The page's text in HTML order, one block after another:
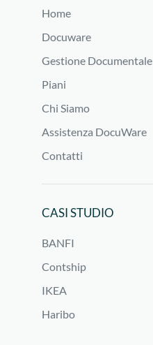
Home
Docuware
Gestione Documentale
Piani
Chi Siamo
Assistenza DocuWare
Contatti
CASI STUDIO
BANFI
Contship
IKEA
Haribo